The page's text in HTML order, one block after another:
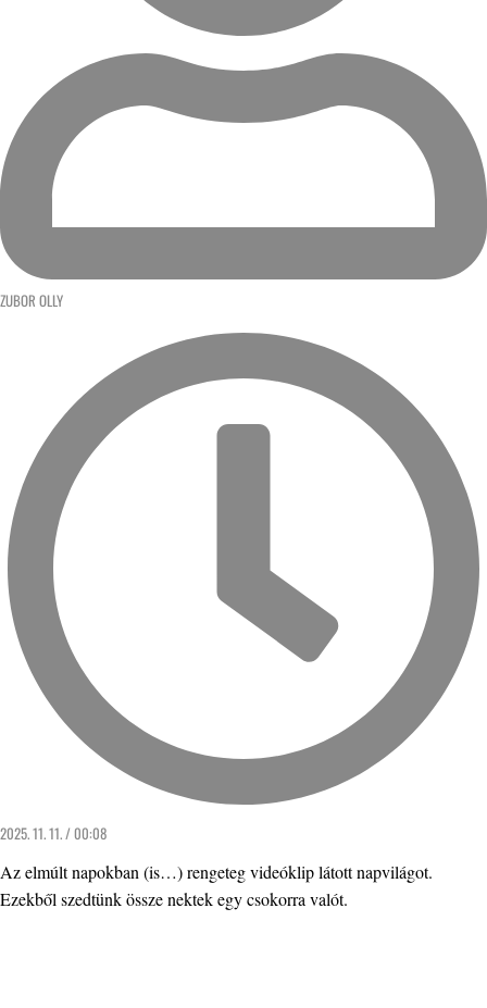
ZUBOR OLLY
2025. 11. 11. / 00:08
Az elmúlt napokban (is…) rengeteg videóklip látott napvilágot.
Ezekből szedtünk össze nektek egy csokorra valót.